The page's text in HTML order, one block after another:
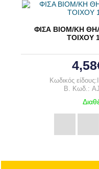
ΦΙΣΑ ΒΙΟΜ/ΚΗ
ΤΟΙΧΟΥ
Κωδικός
B. Κωδ.: